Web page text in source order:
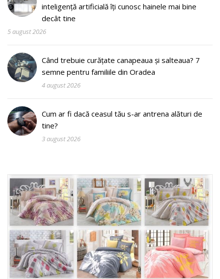
inteligență artificială îți cunosc hainele mai bine
decât tine
5 august 2026
Când trebuie curățate canapeaua și salteaua? 7
semne pentru familiile din Oradea
4 august 2026
Cum ar fi dacă ceasul tău s-ar antrena alături de
tine?
3 august 2026